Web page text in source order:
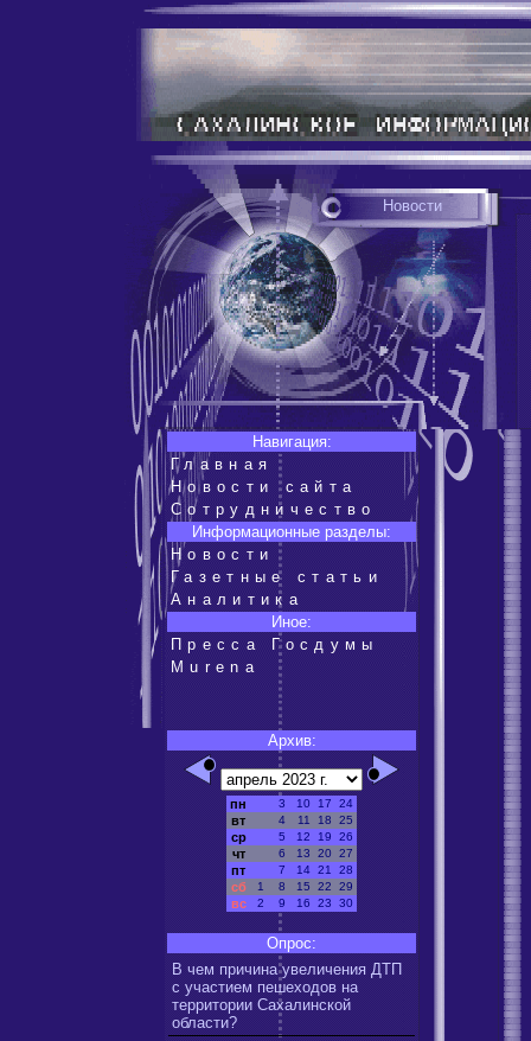
Новости
Навигация:
Главная
Новости сайта
Сотрудничество
Информационные разделы:
Новости
Газетные статьи
Аналитика
Иное:
Пресса Госдумы
Murena
Архив:
пн 3 10 17 24
вт 4 11 18 25
ср 5 12 19 26
чт 6 13 20 27
пт 7 14 21 28
сб 1 8 15 22 29
вс 2 9 16 23 30
Опрос:
В чем причина увеличения ДТП
с участием пешеходов на
территории Сахалинской
области?